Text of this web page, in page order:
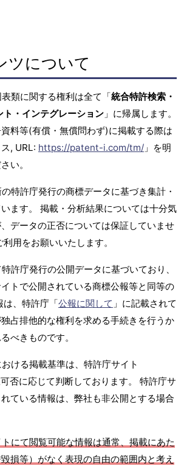
ツについて
類に関する権利は全て「統合特許検索・
・インテグレーション 」に帰属します。
料等(有償・無償問わず)に掲載する際は
, URL: https://patent-i.com/tm/ 」を明
い。
特許庁発行の商標データに基づき集計・
ます。 掲載・分析結果については十分気
データの正否については保証していませ
用をお願いいたします。
許庁発行の公開データに基づいており、
トで公開されている商標公報等と同等の
は、特許庁「公報に関して 」に記載されて
占排他的な権利を求める手続きを行うか
べきものです。
ける掲載基準は、特許庁サイト
否に応じて判断しております。 特許庁サ
ている情報は、弊社も非公開とする場合
にて閲覧可能な情報は通常、掲載にあた
損等）がなく表現の自由の範囲内と考え